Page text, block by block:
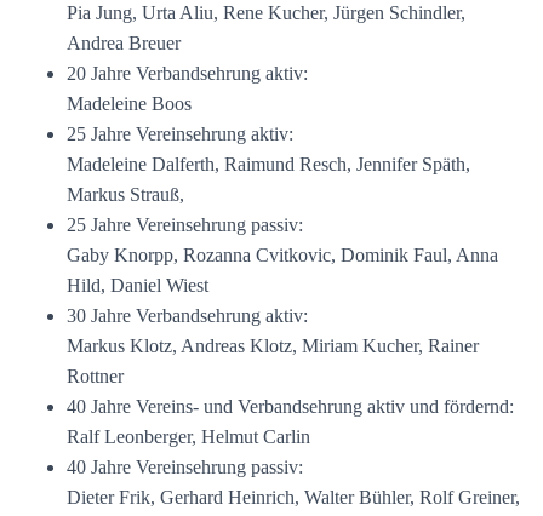
Pia Jung, Urta Aliu, Rene Kucher, Jürgen Schindler,
Andrea Breuer
20 Jahre Verbandsehrung aktiv:
Madeleine Boos
25 Jahre Vereinsehrung aktiv:
Madeleine Dalferth, Raimund Resch, Jennifer Späth,
Markus Strauß,
25 Jahre Vereinsehrung passiv:
Gaby Knorpp, Rozanna Cvitkovic, Dominik Faul, Anna
Hild, Daniel Wiest
30 Jahre Verbandsehrung aktiv:
Markus Klotz, Andreas Klotz, Miriam Kucher, Rainer
Rottner
40 Jahre Vereins- und Verbandsehrung aktiv und fördernd:
Ralf Leonberger, Helmut Carlin
40 Jahre Vereinsehrung passiv:
Dieter Frik, Gerhard Heinrich, Walter Bühler, Rolf Greiner,